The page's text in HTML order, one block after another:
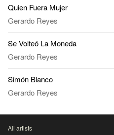
Quien Fuera Mujer
Gerardo Reyes
Se Volteó La Moneda
Gerardo Reyes
Simón Blanco
Gerardo Reyes
All artists